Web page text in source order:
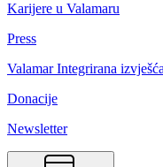
Karijere u Valamaru
Press
Valamar Integrirana izvješća
Donacije
Newsletter